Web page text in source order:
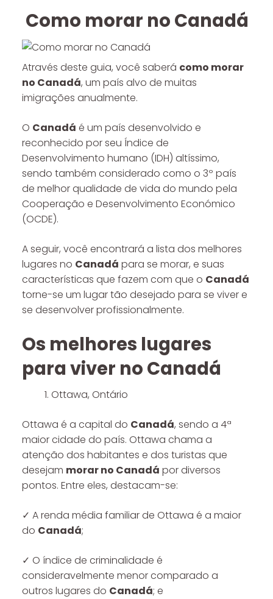
Como morar no Canadá
Através deste guia, você saberá como morar
no Canadá, um país alvo de muitas
imigrações anualmente.
O Canadá é um país desenvolvido e
reconhecido por seu Índice de
Desenvolvimento humano (IDH) altíssimo,
sendo também considerado como o 3º país
de melhor qualidade de vida do mundo pela
Cooperação e Desenvolvimento Económico
(OCDE).
A seguir, você encontrará a lista dos melhores
lugares no Canadá para se morar, e suas
características que fazem com que o Canadá
torne-se um lugar tão desejado para se viver e
se desenvolver profissionalmente.
Os melhores lugares
para viver no Canadá
Ottawa, Ontário
Ottawa é a capital do Canadá, sendo a 4ª
maior cidade do país. Ottawa chama a
atenção dos habitantes e dos turistas que
desejam morar no Canadá por diversos
pontos. Entre eles, destacam-se:
✓ A renda média familiar de Ottawa é a maior
do Canadá;
✓ O índice de criminalidade é
consideravelmente menor comparado a
outros lugares do Canadá; e